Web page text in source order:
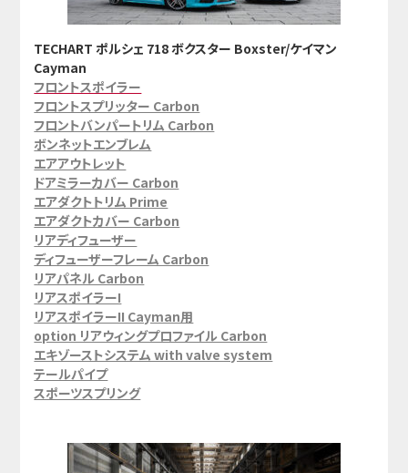
TECHART ポルシェ 718 ボクスター Boxster/ケイマン
Cayman
フロントスポイラー
フロントスプリッター Carbon
フロントバンパートリム Carbon
ボンネットエンブレム
エアアウトレット
ドアミラーカバー Carbon
エアダクトトリム Prime
エアダクトカバー Carbon
リアディフューザー
ディフューザーフレーム Carbon
リアパネル Carbon
リアスポイラーI
リアスポイラーII Cayman用
option リアウィングプロファイル Carbon
エキゾーストシステム with valve system
テールパイプ
スポーツスプリング